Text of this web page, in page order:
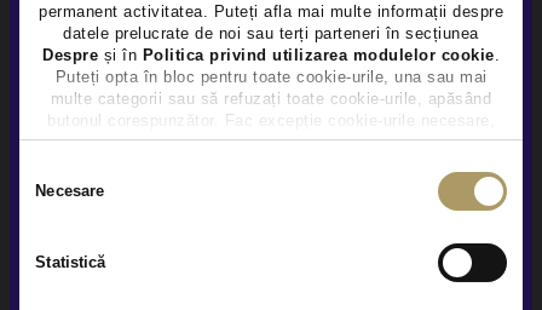
permanent activitatea. Puteți afla mai multe informații despre
datele prelucrate de noi sau terți parteneri în secțiunea
Despre și în Politica privind utilizarea modulelor cookie
Puteți opta în bloc pentru toate cookie-urile, una sau mai
multe categorii sau să refuzați toate cookie-urile, apăsând
butonul corespunzător. Fac excepție cookie-urile necesare,
care sunt activate automat, conform legislației în vigoare.
Necesare
Statistică
MERCEDES BENZ GLB 220D 4M
46.990 €
TVA INCLUS DEDUCTIBIL
Hybrid (diesel)
11.112Km 2025